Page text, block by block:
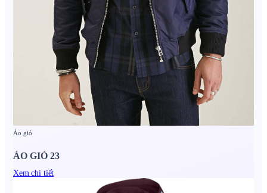
Áo gió
ÁO GIÓ 23
Xem chi tiết